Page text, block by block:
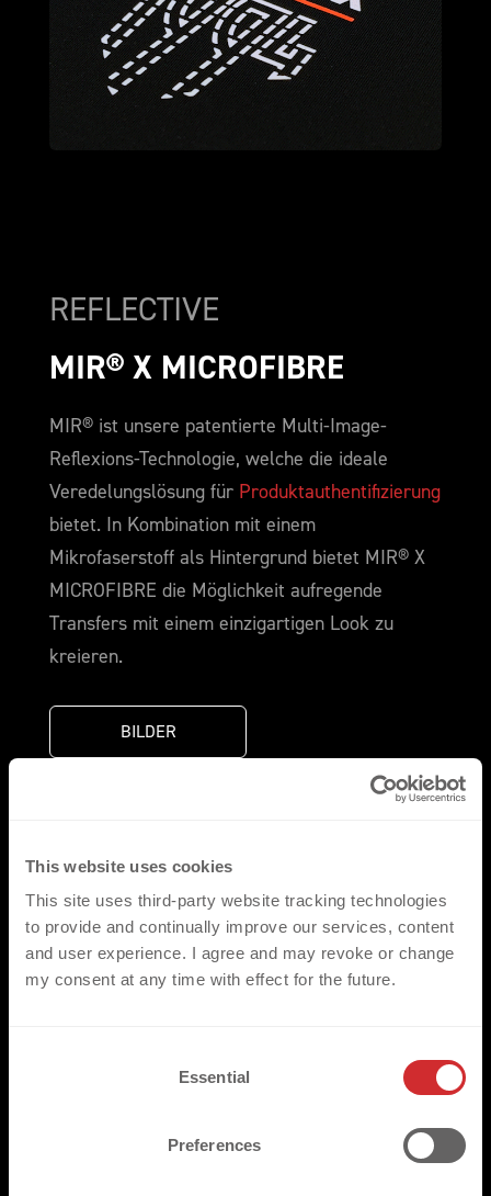
This website uses cookies
This site uses third-party website tracking technologies
to provide and continually improve our services, content
and user experience. I agree and may revoke or change
my consent at any time with effect for the future.
Essential
Preferences
REFLECTIVE
MIR® X MICROFIBRE
MIR® ist unsere patentierte Multi-Image-
Reflexions-Technologie, welche die ideale
Veredelungslösung für Produktauthentifizierung
bietet. In Kombination mit einem
Mikrofaserstoff als Hintergrund bietet MIR® X
MICROFIBRE die Möglichkeit aufregende
Transfers mit einem einzigartigen Look zu
kreieren.
BILDER